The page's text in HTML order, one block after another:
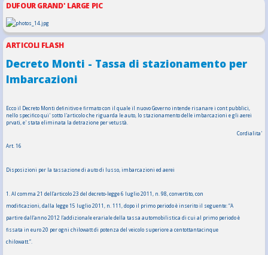
DUFOUR GRAND' LARGE PIC
ARTICOLI FLASH
Decreto Monti - Tassa di stazionamento per
Imbarcazioni
Ecco il Decreto Monti definitivo e firmato con il quale il nuovo Governo intende risanare i cont pubblici,
nello specifico qui' sotto l'articolo che riguarda le auto, lo stazionamento delle imbarcazioni e gli aerei
prvati, e' stata eliminata la detrazione per vetustà.
Cordialita'
Art. 16
Disposizioni per la tassazione di auto di lusso, imbarcazioni ed aerei
1. Al comma 21 dell’articolo 23 del decreto-legge 6 luglio 2011, n. 98, convertito, con
modificazioni, dalla legge 15 luglio 2011, n. 111, dopo il primo periodo è inserito il seguente: “A
partire dall’anno 2012 l’addizionale erariale della tassa automobilistica di cui al primo periodo è
fissata in euro 20 per ogni chilowatt di potenza del veicolo superiore a centottantacinque
chilowatt.”.